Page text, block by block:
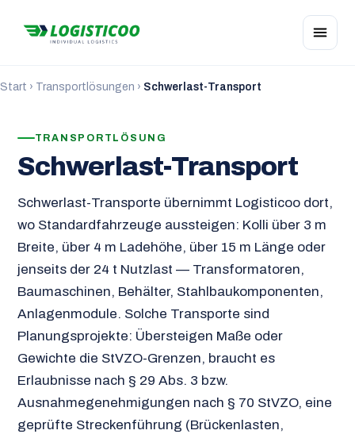
Start › Transportlösungen › Schwerlast-Transport
TRANSPORTLÖSUNG
Schwerlast-Transport
Schwerlast-Transporte übernimmt Logisticoo dort,
wo Standardfahrzeuge aussteigen: Kolli über 3 m
Breite, über 4 m Ladehöhe, über 15 m Länge oder
jenseits der 24 t Nutzlast — Transformatoren,
Baumaschinen, Behälter, Stahlbaukomponenten,
Anlagenmodule. Solche Transporte sind
Planungsprojekte: Übersteigen Maße oder
Gewichte die StVZO-Grenzen, braucht es
Erlaubnisse nach § 29 Abs. 3 bzw.
Ausnahmegenehmigungen nach § 70 StVZO, eine
geprüfte Streckenführung (Brückenlasten,